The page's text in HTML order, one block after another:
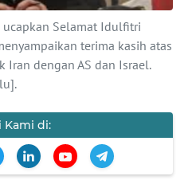
ucapkan Selamat Idulfitri
terima kasih atas
dengan AS dan Israel.
Kami di: